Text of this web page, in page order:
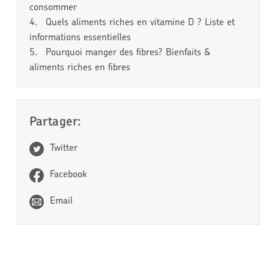
consommer
4.
Quels aliments riches en vitamine D ? Liste et
informations essentielles
5.
Pourquoi manger des fibres? Bienfaits &
aliments riches en fibres
Partager:
Twitter
Facebook
Email